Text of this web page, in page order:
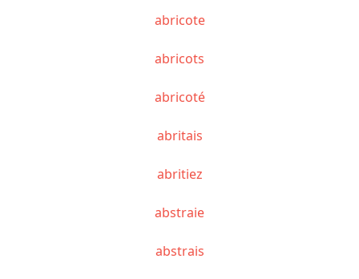
abricote
abricots
abricoté
abritais
abritiez
abstraie
abstrais